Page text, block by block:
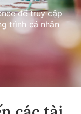
để truy cập
trình cá nhân